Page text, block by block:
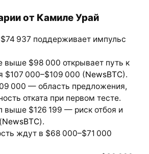
от Камиле Урай
937 поддерживает импульс
выше $98 000 открывает путь к
$107 000–$109 000 (NewsBTC).
000 — область предложения,
отката при первом тесте.
выше $126 199 — риск отбоя и
NewsBTC).
ждут в $68 000–$71 000